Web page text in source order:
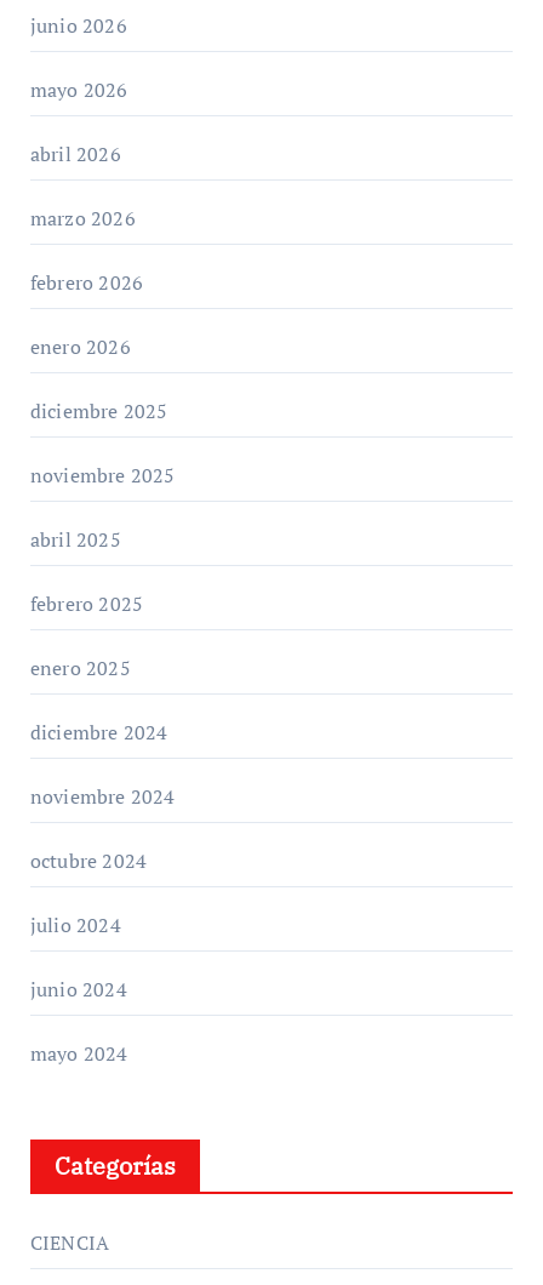
junio 2026
mayo 2026
abril 2026
marzo 2026
febrero 2026
enero 2026
diciembre 2025
noviembre 2025
abril 2025
febrero 2025
enero 2025
diciembre 2024
noviembre 2024
octubre 2024
julio 2024
junio 2024
mayo 2024
Categorías
CIENCIA